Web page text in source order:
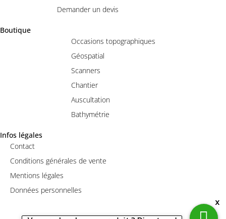
x
Demander un devis
Boutique
Occasions topographiques
Géospatial
Scanners
Chantier
Auscultation
Bathymétrie
Infos légales
Contact
Conditions générales de vente
Mentions légales
Données personnelles